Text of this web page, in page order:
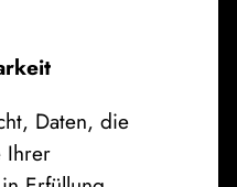
Daten, die
Ihrer